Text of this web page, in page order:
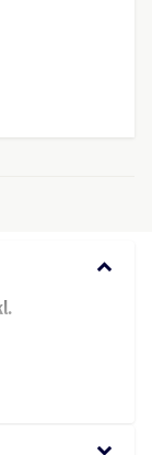
keyboard_arrow_down
har fået